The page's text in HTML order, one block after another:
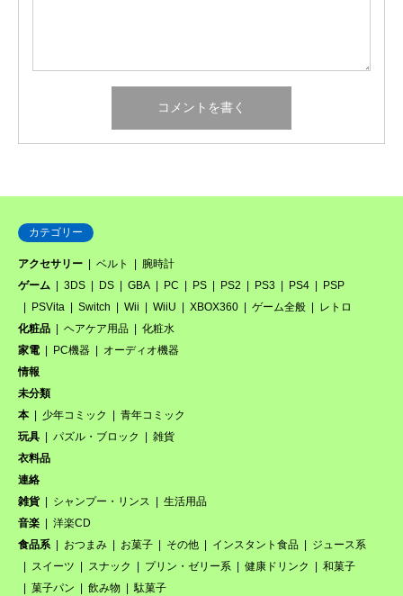
カテゴリー
アクセサリー ベルト
腕時計
ゲーム
3DS DS GBA PC PS PS2 PS3 PS4
PSP
PSVita
Switch Wii WiiU XBOX360 ゲーム全般
レトロ
化粧品
ヘアケア用品
化粧水
家電
PC機器
オーディオ機器
情報
未分類
本
少年コミック
青年コミック
玩具
パズル・ブロック
雑貨
衣料品
連絡
雑貨
シャンプー・リンス
生活用品
音楽
洋楽CD
食品系
おつまみ お菓子 その他 インスタント食品
ジュース系
スイーツ
スナック プリン・ゼリー系 健康ドリンク
和菓子
菓子パン
飲み物 駄菓子